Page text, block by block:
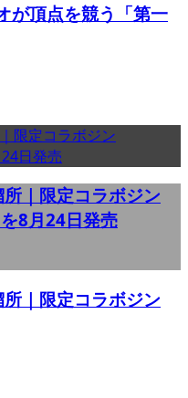
が頂点を競う「第一
｜限定コラボジン
8月24日発売
｜限定コラボジン